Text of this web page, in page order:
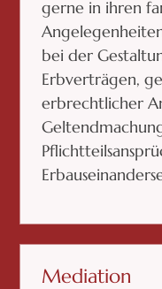
gerne in ihren
bei der
Erbverträgen,
erbrechtlicher
Mediation